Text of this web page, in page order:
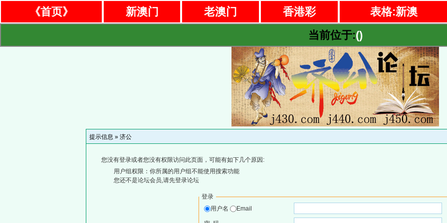
《首页》 新澳门 老澳门 香港彩
表格:新澳
当前位于:()
提示信息 » 济公
您没有登录或者您没有权限访问此页面，可能有如下几个原因:
用户组权限：你所属的用户组不能使用搜索功能
您还不是论坛会员,请先登录论坛
登录
用户名
Email